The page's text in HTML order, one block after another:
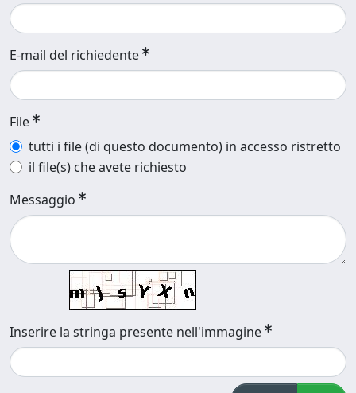
E-mail del richiedente
File
tutti i file (di questo documento) in accesso ristretto
il file(s) che avete richiesto
Messaggio
Inserire la stringa presente nell'immagine